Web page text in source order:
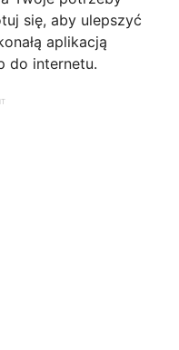
się, aby ulepszyć
aplikacją
do internetu.